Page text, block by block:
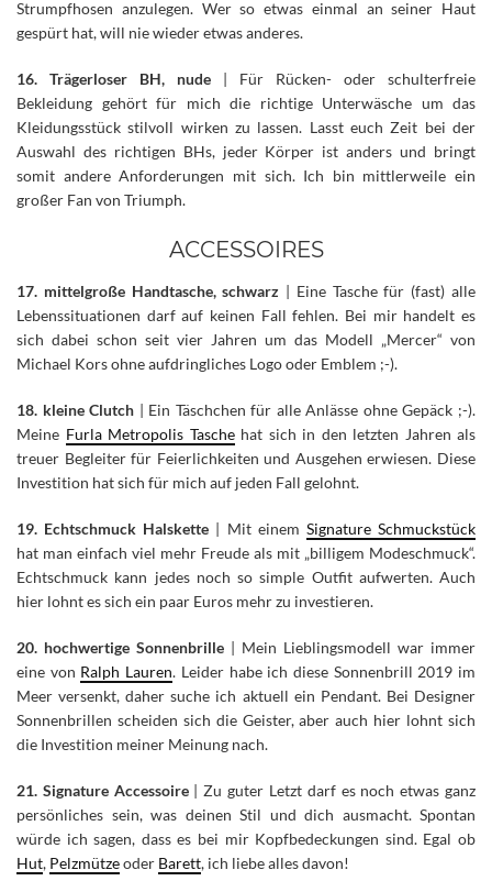
Strumpfhosen anzulegen. Wer so etwas einmal an seiner Haut
gespürt hat, will nie wieder etwas anderes.
16. Trägerloser BH, nude | Für Rücken- oder schulterfreie
Bekleidung gehört für mich die richtige Unterwäsche um das
Kleidungsstück stilvoll wirken zu lassen. Lasst euch Zeit bei der
Auswahl des richtigen BHs, jeder Körper ist anders und bringt
somit andere Anforderungen mit sich. Ich bin mittlerweile ein
großer Fan von Triumph.
ACCESSOIRES
17. mittelgroße Handtasche, schwarz | Eine Tasche für (fast) alle
Lebenssituationen darf auf keinen Fall fehlen. Bei mir handelt es
sich dabei schon seit vier Jahren um das Modell „Mercer“ von
Michael Kors ohne aufdringliches Logo oder Emblem ;-).
18. kleine Clutch | Ein Täschchen für alle Anlässe ohne Gepäck ;-).
Meine Furla Metropolis Taschehat sich in den letzten Jahren als
treuer Begleiter für Feierlichkeiten und Ausgehen erwiesen. Diese
Investition hat sich für mich auf jeden Fall gelohnt.
19. Echtschmuck Halskette | Mit einem Signature Schmuckstück
hat man einfach viel mehr Freude als mit „billigem Modeschmuck“.
Echtschmuck kann jedes noch so simple Outfit aufwerten. Auch
hier lohnt es sich ein paar Euros mehr zu investieren.
20. hochwertige Sonnenbrille | Mein Lieblingsmodell war immer
eine von Ralph Lauren. Leider habe ich diese Sonnenbrill 2019 im
Meer versenkt, daher suche ich aktuell ein Pendant. Bei Designer
Sonnenbrillen scheiden sich die Geister, aber auch hier lohnt sich
die Investition meiner Meinung nach.
21. Signature Accessoire| Zu guter Letzt darf es noch etwas ganz
persönliches sein, was deinen Stil und dich ausmacht. Spontan
würde ich sagen, dass es bei mir Kopfbedeckungen sind. Egal ob
Hut, Pelzmützeoder Barett, ich liebe alles davon!